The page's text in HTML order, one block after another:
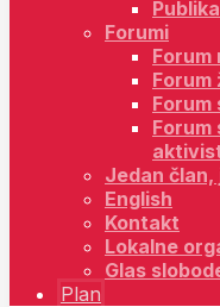
Forumi
Forum
Forum
Forum
Jedan član,
English
Kontakt
Lokalne
Glas
Plan